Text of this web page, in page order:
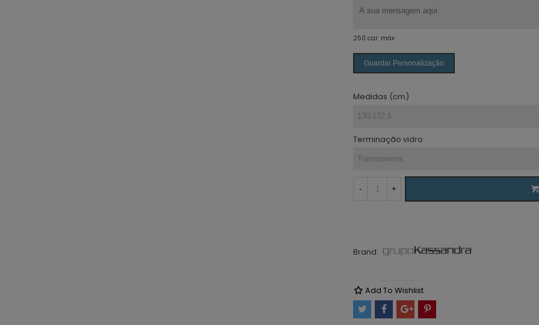
250 car. máx
Guardar Personalização
Medidas (cm)
Terminação vidro
- +
Brand:
Add To Wishlist